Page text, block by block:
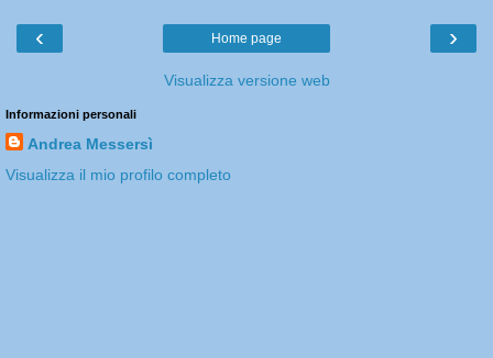
‹ ›
Home page
Visualizza versione web
Informazioni personali
Andrea Messersì
Visualizza il mio profilo completo